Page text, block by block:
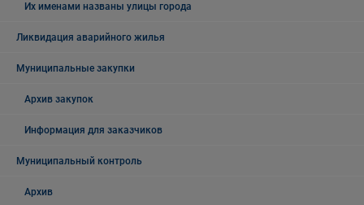
Их именами названы улицы города
Ликвидация аварийного жилья
Муниципальные закупки
Архив закупок
Информация для заказчиков
Муниципальный контроль
Архив